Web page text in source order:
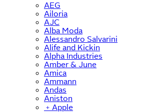
AEG
Ailoria
AJC
Alba Moda
Alessandro Salvarini
Alife and Kickin
Alpha Industries
Amber & June
Amica
Ammann
Andas
Aniston
﹢ Apple